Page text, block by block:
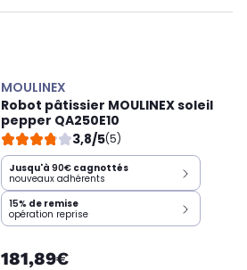
MOULINEX
Robot pâtissier MOULINEX soleil
pepper QA250E10
3,8/5(5)
Jusqu'à 90€ cagnottés
nouveaux adhérents
15% de remise
opération reprise
181,89€